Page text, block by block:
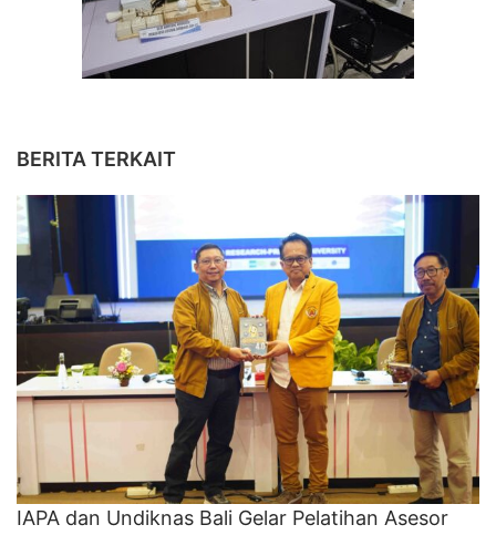
BERITA TERKAIT
IAPA dan Undiknas Bali Gelar Pelatihan Asesor